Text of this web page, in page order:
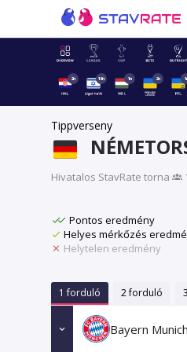
2n 16n 1n 2n
Tippverseny
Hivatalos StavRate torna·
Pontos eredmény
Helyes mérkőzés
Helytelen eredmény
1 forduló 2 forduló
Bayern Munich